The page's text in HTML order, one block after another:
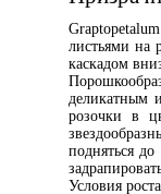
листьями на
каскадом
деликатным
розочки в
подняться
Условия